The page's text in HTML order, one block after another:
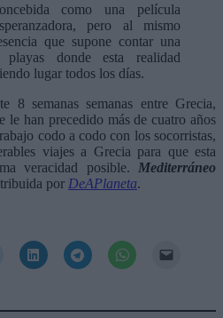
como una película
pero al mismo
que supone contar una
donde esta realidad
lugar todos los días.
8 semanas semanas entre Grecia,
le han precedido más de cuatro años
codo a codo con los socorristas,
viajes a Grecia para que esta
veracidad posible. Mediterráneo
por DeAPlaneta.